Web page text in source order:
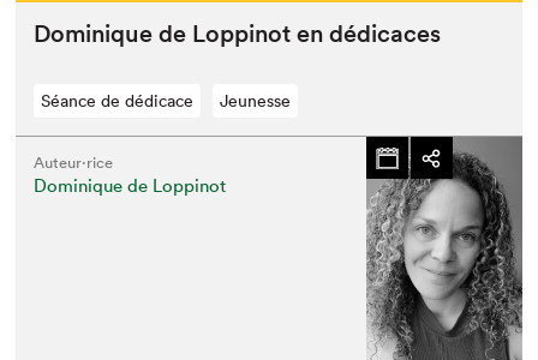
Dominique de Lop­pinot en dédicaces
Séance de dédicace Jeunesse
Auteur·rice
Dominique de Loppinot